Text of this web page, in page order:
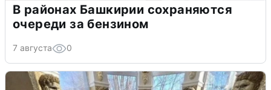
В районах Башкирии сохраняются
очереди за бензином
7 августа 0